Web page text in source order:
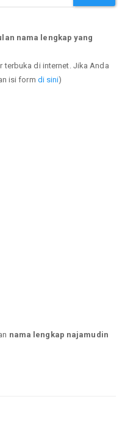
nama lengkap yang
terbuka di internet. Jika Anda
isi form di sini)
nama lengkap najamudin